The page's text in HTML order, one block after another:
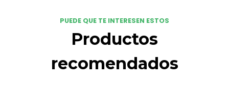
PUEDE QUE TE INTERESEN ESTOS
Productos
recomendados